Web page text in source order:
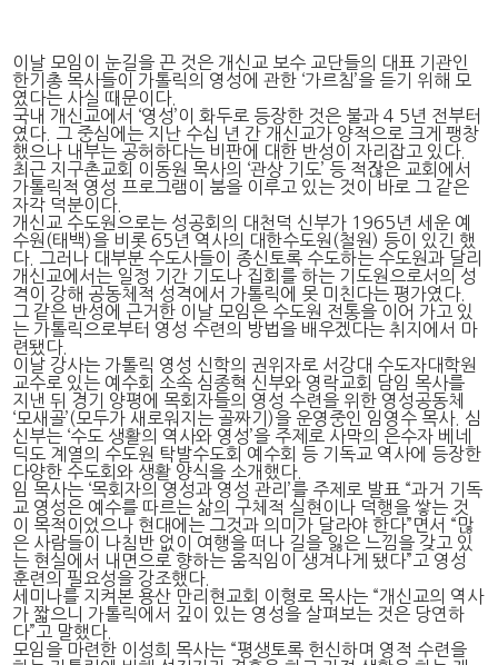
이날 모임이 눈길을 끈 것은 개신교 보수 교단들의 대표 기관인
한기총 목사들이 가톨릭의 영성에 관한 ‘가르침’을 듣기 위해 모
였다는 사실 때문이다.
국내 개신교에서 ‘영성’이 화두로 등장한 것은 불과 4 5년 전부터
였다. 그 중심에는 지난 수십 년 간 개신교가 양적으로 크게 팽창
했으나 내부는 공허하다는 비판에 대한 반성이 자리잡고 있다.
최근 지구촌교회 이동원 목사의 ‘관상 기도’ 등 적잖은 교회에서
가톨릭적 영성 프로그램이 붐을 이루고 있는 것이 바로 그 같은
자각 덕분이다.
개신교 수도원으로는 성공회의 대천덕 신부가 1965년 세운 예
수원(태백)을 비롯 65년 역사의 대한수도원(철원) 등이 있긴 했
다. 그러나 대부분 수도사들이 종신토록 수도하는 수도원과 달리
개신교에서는 일정 기간 기도나 집회를 하는 기도원으로서의 성
격이 강해 공동체적 성격에서 가톨릭에 못 미친다는 평가였다.
그 같은 반성에 근거한 이날 모임은 수도원 전통을 이어 가고 있
는 가톨릭으로부터 영성 수련의 방법을 배우겠다는 취지에서 마
련됐다.
이날 강사는 가톨릭 영성 신학의 권위자로 서강대 수도자대학원
교수로 있는 예수회 소속 심종혁 신부와 영락교회 담임 목사를
지낸 뒤 경기 양평에 목회자들의 영성 수련을 위한 영성공동체
‘모새골’(모두가 새로워지는 골짜기)을 운영중인 임영수 목사. 심
신부는 ‘수도 생활의 역사와 영성’을 주제로 사막의 은수자 베네
딕도 계열의 수도원 탁발수도회 예수회 등 기독교 역사에 등장한
다양한 수도회와 생활 양식을 소개했다.
임 목사는 ‘목회자의 영성과 영성 관리’를 주제로 발표 “과거 기독
교 영성은 예수를 따르는 삶의 구체적 실현이나 덕행을 쌓는 것
이 목적이었으나 현대에는 그것과 의미가 달라야 한다”면서 “많
은 사람들이 나침반 없이 여행을 떠나 길을 잃은 느낌을 갖고 있
는 현실에서 내면으로 향하는 움직임이 생겨나게 됐다”고 영성
훈련의 필요성을 강조했다.
세미나를 지켜본 용산 만리현교회 이형로 목사는 “개신교의 역사
가 짧으니 가톨릭에서 깊이 있는 영성을 살펴보는 것은 당연하
다”고 말했다.
모임을 마련한 이성희 목사는 “평생토록 헌신하며 영적 수련을